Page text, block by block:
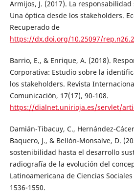
Armijos, J. (2017). La
Una óptica desde los stakeholders.
Recuperado de
https://dx.doi.org/10.25097/
Barrio, E., & Enrique, A. (2018).
Corporativa: Estudio sobre la
los stakeholders. Revista
Comunicación, 17(17), 90-108.
https://dialnet.unirioja.es/servlet/
Damián-Tibacuy, C., Hernández-
Baquero, J., & Bellón-Monsalve, D.
sostenibilidad hasta el desarrollo
radiografía de la evolución del
Latinoamericana de Ciencias
1536-1550.